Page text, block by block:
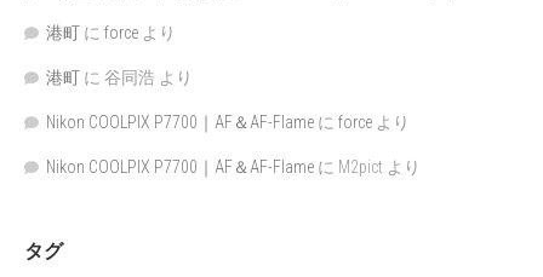
港町 に force より
港町 に 谷同浩 より
Nikon COOLPIX P7700｜AF＆AF-Flame に force より
Nikon COOLPIX P7700｜AF＆AF-Flame に M2pict より
タグ